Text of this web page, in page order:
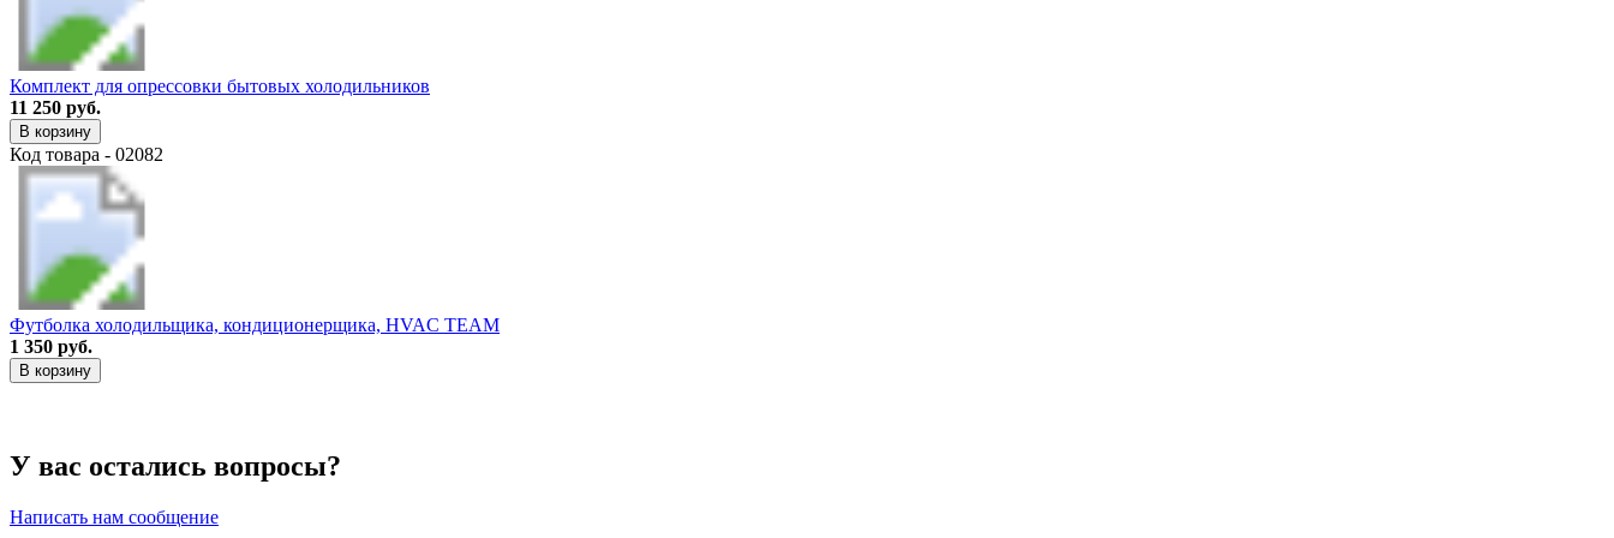
Комплект для опрессовки бытовых холодильников
11 250 руб.
В корзину
Код товара - 02082
Футболка холодильщика, кондиционерщика, HVAC TEAM
1 350 руб.
В корзину
У вас остались вопросы?
Написать нам сообщение